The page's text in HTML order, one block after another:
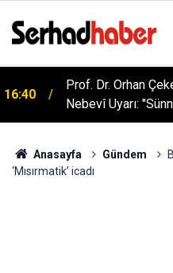
05:57
Sağlıklı
Multi-Fiber İçecek
Anasayfa Gündem
‘Mısırmatik’ icadı